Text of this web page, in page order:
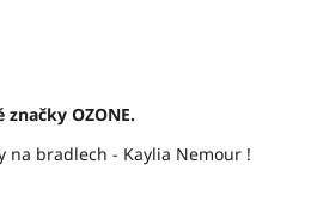
OZONE.
na bradlech - Kaylia Nemour !